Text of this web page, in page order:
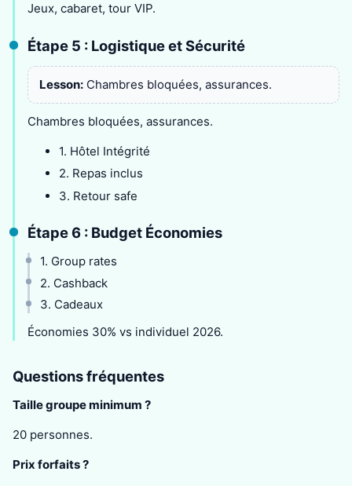
Jeux, cabaret, tour VIP.
Étape 5 : Logistique et Sécurité
Lesson:Chambres bloquées, assurances.
Chambres bloquées, assurances.
1. Hôtel Intégrité
2. Repas inclus
3. Retour safe
Étape 6 : Budget Économies
1. Group rates
2. Cashback
3. Cadeaux
Économies 30% vs individuel 2026.
Questions fréquentes
Taille groupe minimum ?
20 personnes.
Prix forfaits ?